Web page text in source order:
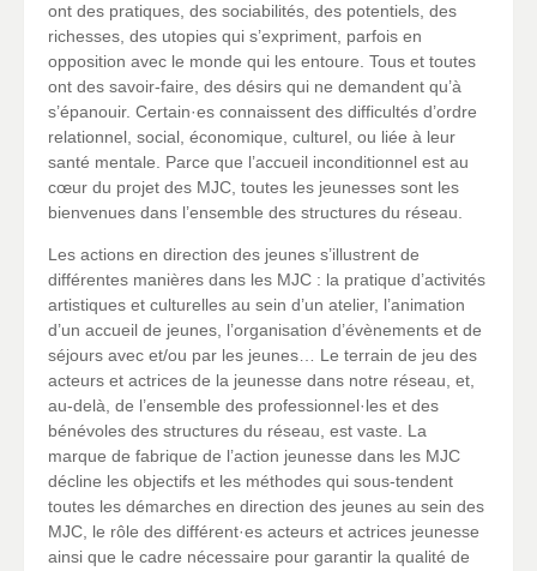
ont des pratiques, des sociabilités, des potentiels, des
richesses, des utopies qui s’expriment, parfois en
opposition avec le monde qui les entoure. Tous et toutes
ont des savoir-faire, des désirs qui ne demandent qu’à
s’épanouir. Certain·es connaissent des difficultés d’ordre
relationnel, social, économique, culturel, ou liée à leur
santé mentale. Parce que l’accueil inconditionnel est au
cœur du projet des MJC, toutes les jeunesses sont les
bienvenues dans l’ensemble des structures du réseau.
Les actions en direction des jeunes s’illustrent de
différentes manières dans les MJC : la pratique d’activités
artistiques et culturelles au sein d’un atelier, l’animation
d’un accueil de jeunes, l’organisation d’évènements et de
séjours avec et/ou par les jeunes… Le terrain de jeu des
acteurs et actrices de la jeunesse dans notre réseau, et,
au-delà, de l’ensemble des professionnel·les et des
bénévoles des structures du réseau, est vaste. La
marque de fabrique de l’action jeunesse dans les MJC
décline les objectifs et les méthodes qui sous-tendent
toutes les démarches en direction des jeunes au sein des
MJC, le rôle des différent·es acteurs et actrices jeunesse
ainsi que le cadre nécessaire pour garantir la qualité de